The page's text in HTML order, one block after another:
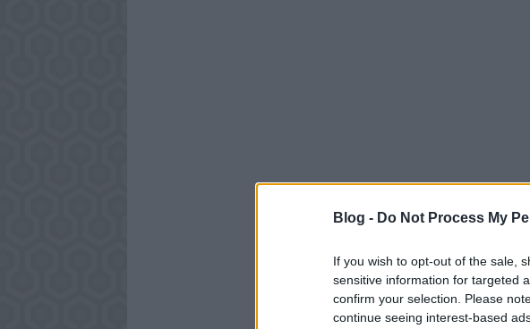
Blog - Do Not Process My
If you wish to opt-out of the sale,
sensitive information for targeted
confirm your selection. Please
continue seeing interest-based